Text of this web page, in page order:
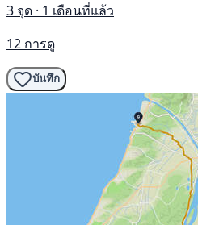
3 จุด · 1 เดือนที่แล้ว
12 การดู
บันทึก